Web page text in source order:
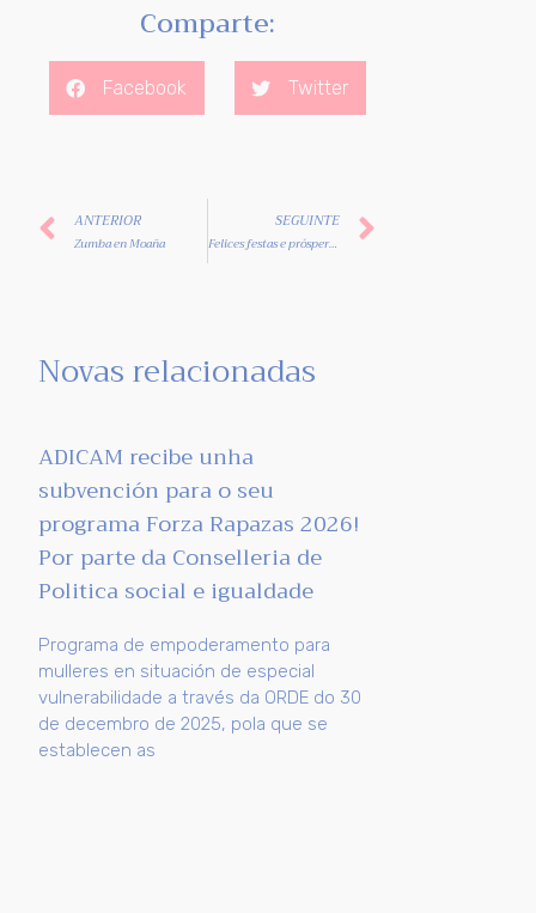
Comparte:
Facebook Twitter
ANTERIOR
Zumba en Moaña
SEGUINTE
Felices festas e próspero ano novo!
Novas relacionadas
ADICAM recibe unha
subvención para o seu
programa Forza Rapazas 2026!
Por parte da Conselleria de
Politica social e igualdade
Programa de empoderamento para
mulleres en situación de especial
vulnerabilidade a través da ORDE do 30
de decembro de 2025, pola que se
establecen as